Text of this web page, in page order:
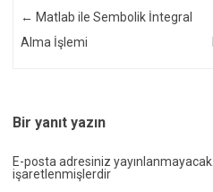
← Matlab ile Sembolik İntegral
Alma İşlemi
Bir yanıt yazın
E-posta adresiniz yayınlanmayacak.
işaretlenmişlerdir